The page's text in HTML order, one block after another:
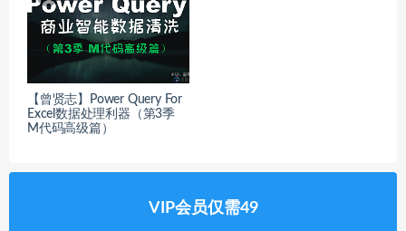
【曾贤志】Power Query For
Excel数据处理利器（第3季
M代码高级篇）
VIP会员仅需49